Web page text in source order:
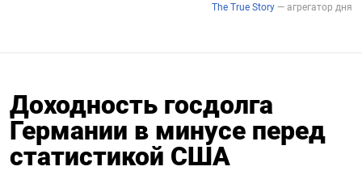
Доходность госдолга
Германии в минусе перед
статистикой США